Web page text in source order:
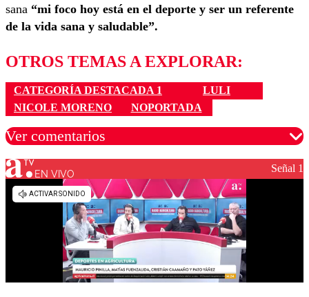
sana “mi foco hoy está en el deporte y ser un referente
de la vida sana y saludable”.
OTROS TEMAS A EXPLORAR:
CATEGORÍA DESTACADA 1
LULI
NICOLE MORENO
NOPORTADA
Ver comentarios
Los comentarios son moderados para garantizar un
diálogo respetuoso.
EN VIVO Señal 1